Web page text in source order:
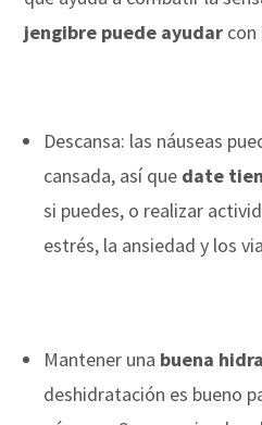
jengibre puede ayudar con
Descansa: las náuseas
cansada, así que date
si puedes, o realizar
estrés, la ansiedad y los
Mantener una buena
deshidratación es bueno